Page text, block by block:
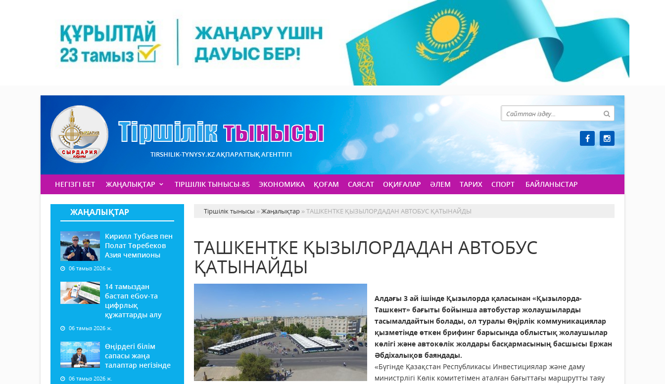
TIRSHILIK-TYNYSY.KZ АҚПАРАТТЫҚ АГЕНТТІГІ
НЕГІЗГІ БЕТ ЖАҢАЛЫҚТАР ТІРШІЛІК ТЫНЫСЫ-85 ЭКОНОМИКА ҚОҒАМ САЯСАТ ОҚИҒАЛАР ӘЛЕМ ТАРИХ СПОРТ БАЙЛАНЫСТАР
ЖАҢАЛЫҚТАР
Кирилл Тубаев пен
Полат Төребеков
Азия чемпионы
06 тамыз 2026 ж.
14 тамыздан
бастап еGov-та
цифрлық
құжаттарды алу
06 тамыз 2026 ж.
Өңірдегі білім
сапасы жаңа
талаптар негізінде
06 тамыз 2026 ж.
Тіршілік тынысы »Жаңалықтар » ТАШКЕНТКЕ ҚЫЗЫЛОРДАДАН АВТОБУС ҚАТЫНАЙДЫ
ТАШКЕНТКЕ ҚЫЗЫЛОРДАДАН АВТОБУС
ҚАТЫНАЙДЫ
Алдағы 3 ай ішінде Қызылорда қаласынан «Қызылорда-
Ташкент» бағыты бойынша автобустар жолаушыларды
тасымалдайтын болады, ол туралы Өңірлік коммуникациялар
қызметінде өткен брифинг барысында облыстық жолаушылар
көлігі және автокөлік жолдары басқармасының басшысы Ержан
Әбдіхалықов баяндады.
«Бүгінде Қазақстан Республикасы Инвестициялар және даму
министрлігі Көлік комитетімен аталған бағыттағы маршрутты таяу